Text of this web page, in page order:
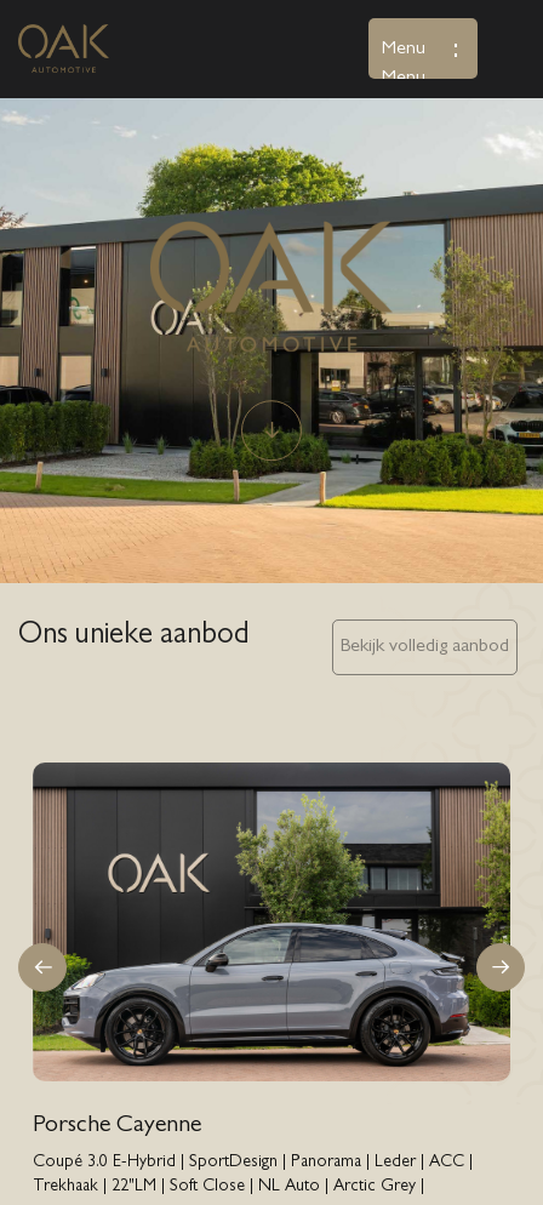
Menu
Menu
Aanbod
Diensten
Over ons
Verkocht
Contact
Ons unieke aanbod Bekijk volledig aanbod
Porsche Cayenne
Coupé 3.0 E-Hybrid | SportDesign | Panorama | Leder | ACC |
Trekhaak | 22"LM | Soft Close | NL Auto | Arctic Grey |